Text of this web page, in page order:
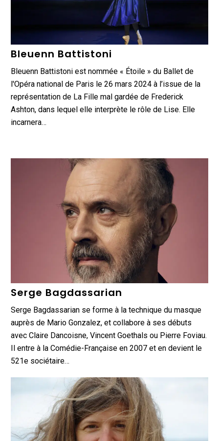
Bleuenn Battistoni
Bleuenn Battistoni est nommée « Étoile » du Ballet de
l'Opéra national de Paris le 26 mars 2024 à l’issue de la
représentation de La Fille mal gardée de Frederick
Ashton, dans lequel elle interprète le rôle de Lise. Elle
incarnera…
Serge Bagdassarian
Serge Bagdassarian se forme à la technique du masque
auprès de Mario Gonzalez, et collabore à ses débuts
avec Claire Dancoisne, Vincent Goethals ou Pierre Foviau.
Il entre à la Comédie-Française en 2007 et en devient le
521e sociétaire…